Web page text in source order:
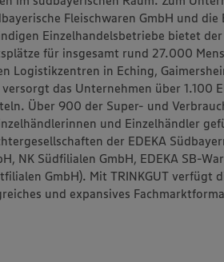
Fleischwaren GmbH und die
Einzelhandelsbetriebe bietet
für insgesamt rund 27.000
Logistikzentren in Eching,
das Unternehmen über 1.100
Über 900 der Super- und
und Einzelhändler
der EDEKA
NK Südfilialen GmbH, EDEKA SB-
GmbH). Mit TRINKGUT verfügt
und expansives